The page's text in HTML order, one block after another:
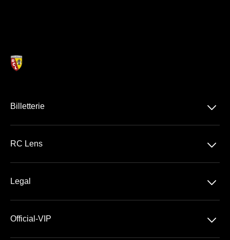
Billetterie 􀆈
RC Lens
􀆈
Legal 􀆈
Official-VIP 􀆈